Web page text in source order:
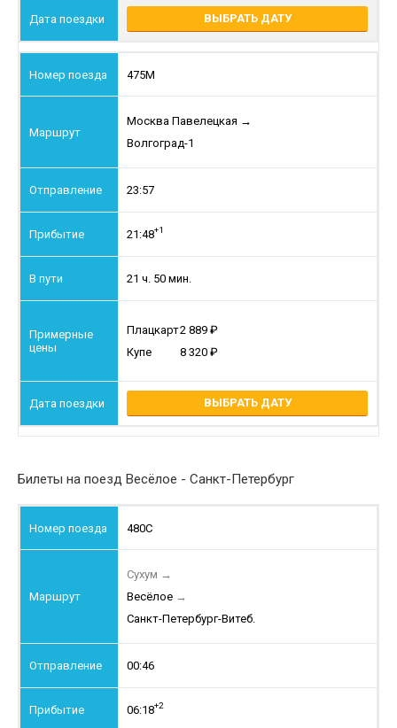
ВЫБРАТЬ ДАТУ
475М
Москва Павелецкая →
Волгоград-1
23:57
21:48+1
21 ч. 50 мин.
Плацкарт2 889
Купе
8 320
ВЫБРАТЬ ДАТУ
Билеты на поезд Весёлое - Санкт-Петербург
480С
Сухум →
Весёлое →
Санкт-Петербург-Витеб.
00:46
06:18+2